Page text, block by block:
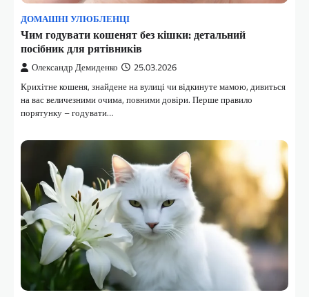
ДОМАШНІ УЛЮБЛЕНЦІ
Чим годувати кошенят без кішки: детальний
посібник для рятівників
Олександр Демиденко 25.03.2026
Крихітне кошеня, знайдене на вулиці чи відкинуте мамою, дивиться
на вас величезними очима, повними довіри. Перше правило
порятунку – годувати…